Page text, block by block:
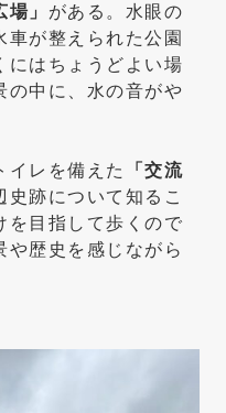
場」 がある。水眼の
が整えられた公園
にはちょうどよい場
の中に、水の音がや
イレを備えた
「交流
史跡について知るこ
を目指して歩くので
や歴史を感じながら